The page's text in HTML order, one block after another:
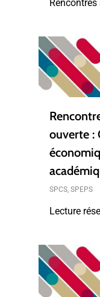
ouverte :
SPCS SPEPS
Lecture